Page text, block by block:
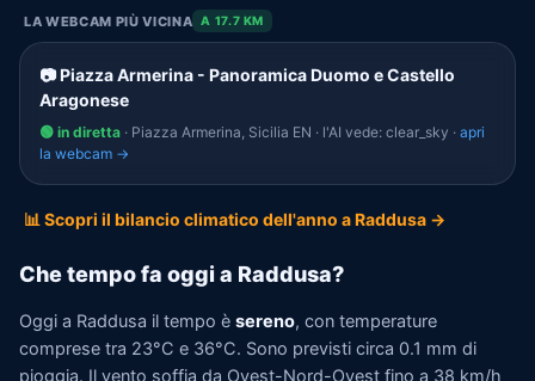
LA WEBCAM PIÙ VICINA A 17.7 KM
📷 Piazza Armerina - Panoramica Duomo e Castello
Aragonese
🟢 in diretta · Piazza Armerina, Sicilia EN · l'AI vede: clear_sky · apri
la webcam →
📊 Scopri il bilancio climatico dell'anno a Raddusa →
Che tempo fa oggi a Raddusa?
Oggi a Raddusa il tempo è sereno, con temperature
comprese tra 23°C e 36°C. Sono previsti circa 0.1 mm di
pioggia. Il vento soffia da Ovest-Nord-Ovest fino a 38 km/h